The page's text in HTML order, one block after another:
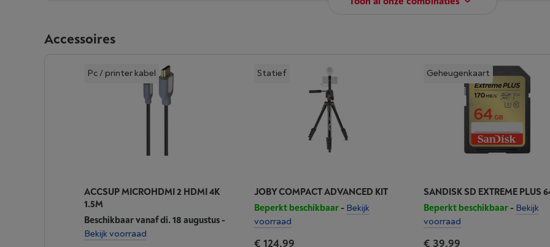
Accessoires
Pc / printer kabel
ACCSUP MICROHDMI 2 HDMI 4K
1.5M
Beschikbaar vanaf di. 18 augustus-
Bekijk voorraad
Statief
JOBY COMPACT ADVANCED KIT
Beperkt beschikbaar- Bekijk
voorraad
€ 124,99
Geheugenkaart
SANDISK SD EXTREME PLUS
Beperkt beschikbaar- Bekijk
voorraad
€ 39,99